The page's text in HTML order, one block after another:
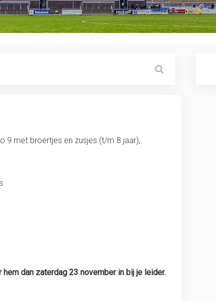
9 met broertjes en zusjes (t/m 8 jaar),
dan zaterdag 23 november in bij je leider.